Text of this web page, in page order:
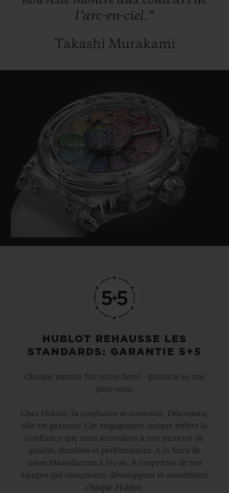
l’arc-en-ciel.”
Takashi Murakami
HUBLOT REHAUSSE LES
STANDARDS: GARANTIE 5+5
Chaque montre fait notre fierté – garantie 10 ans
pour vous.
Chez Hublot, la confiance se construit. Désormais,
elle est garantie. Cet engagement unique reflète la
confiance que nous accordons à nos montres de
qualité, durables et performantes. À la force de
notre Manufacture à Nyon. À l’expertise de nos
équipes qui conçoivent, développent et assemblent
chaque Hublot.